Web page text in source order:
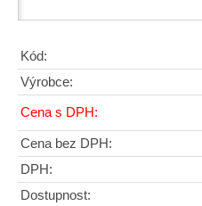
Kód:
Výrobce:
Cena s DPH:
Cena bez DPH:
DPH:
Dostupnost: